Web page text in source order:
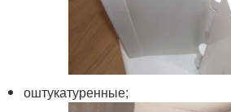
оштукатуренные;